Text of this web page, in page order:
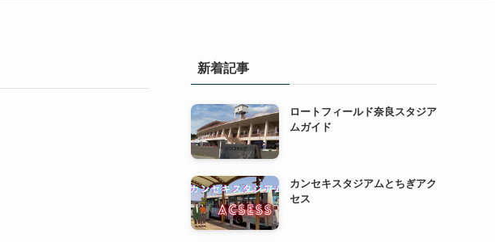
新着記事
ロートフィールド奈良スタジア
ムガイド
カンセキスタジアムとちぎアク
セス